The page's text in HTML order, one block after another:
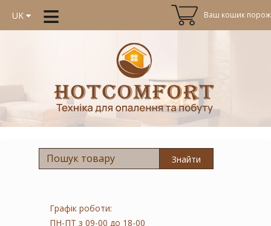
UK ≡ Ваш кошик
Знайти
Графік роботи:
ПН-ПТ з 09-00 до 18-00